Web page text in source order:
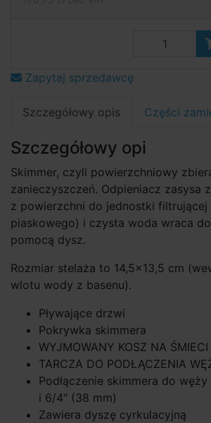
Zapytaj sprzedawcę
Szczegółowy opis Części
Szczegółowy opi
Skimmer, czyli powierzchniowy
zanieczyszczeń. Odpieniacz zasysa
z powierzchni do jednostki
piaskowego) i czysta woda wraca
pomocą dysz.
Rozmiar stelaża to 14,5×13,5 cm
wlotu wody z basenu).
Pływające drzwi
Pokrywka skimmera
WYJMOWANY KOSZ NA ŚMIECI
TARCZA DO PODŁĄCZENIA
Podłączenie skimmera do
i 6/4" (38 mm)
Zawiera dyszę cyrkulacyjną